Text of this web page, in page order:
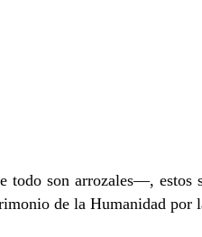
son arrozales—, estos
de la Humanidad